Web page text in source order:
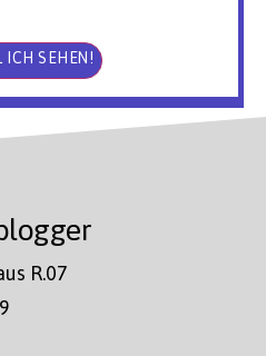
ICH SEHEN!
R.07